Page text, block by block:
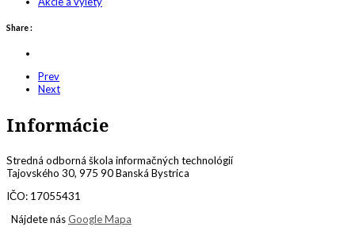
Share :
Prev
Next
Informácie
Stredná odborná škola informačných technológií
Tajovského 30, 975 90 Banská Bystrica
IČO: 17055431
Nájdete násGoogle Mapa